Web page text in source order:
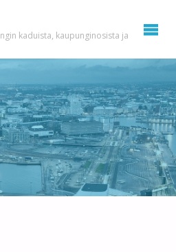
kaduista, kaupunginosista ja